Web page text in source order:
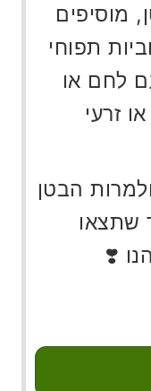
מוסיפים
תפוחי
לחם או
זרעי
הבטן
שתצאו
❣️